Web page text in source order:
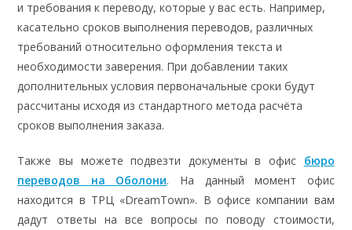
и требования к переводу, которые у вас есть. Например,
касательно сроков выполнения переводов, различных
требований относительно оформления текста и
необходимости заверения. При добавлении таких
дополнительных условия первоначальные сроки будут
рассчитаны исходя из стандартного метода расчёта
сроков выполнения заказа.
Также вы можете подвезти документы в офис бюро
переводов на Оболони. На данный момент офис
находится в ТРЦ «DreamTown». В офисе компании вам
дадут ответы на все вопросы по поводу стоимости,